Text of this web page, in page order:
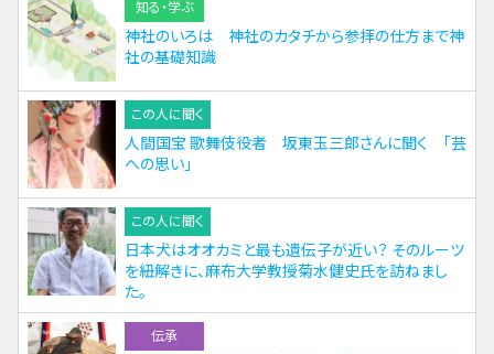
知る・学ぶ
神社のいろは 神社のカタチから参拝の仕方まで神
社の基礎知識
この人に聞く
人間国宝 歌舞伎役者 坂東玉三郎さんに聞く 「芸
への思い」
この人に聞く
日本犬はオオカミと最も遺伝子が近い？ そのルーツ
を紐解きに、麻布大学教授菊水健史氏を訪ねまし
た。
伝承